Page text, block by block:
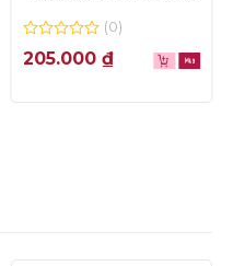
0
out
5
(0)
205.000 ₫